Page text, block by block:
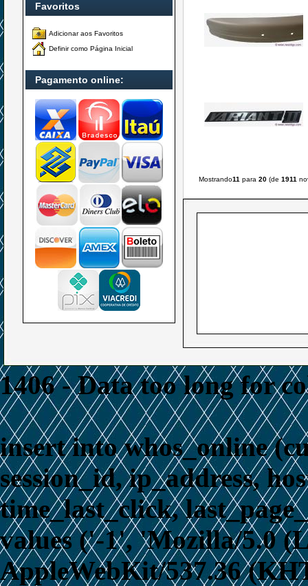
Favoritos
Adicionar aos Favoritos
Definir como Página Inicial
Pagamento online:
Mostrando11 para 20 (de 1911
1406 - Data too long for
insert into whos_online
session_id, ip_address,
time_last_click,
values ('-1', 'Mozilla/5.0
AppleWebKit/537.36